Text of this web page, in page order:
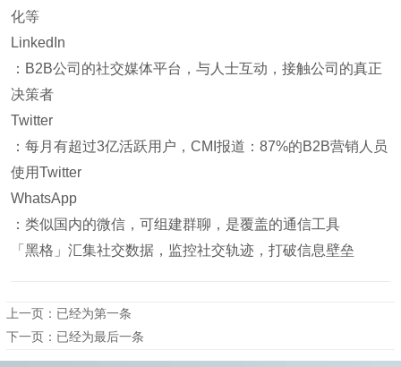
化等
LinkedIn
：B2B公司的社交媒体平台，与人士互动，接触公司的真正
决策者
Twitter
：每月有超过3亿活跃用户，CMI报道：87%的B2B营销人员
使用Twitter
WhatsApp
：类似国内的微信，可组建群聊，是覆盖的通信工具
「黑格」汇集社交数据，监控社交轨迹，打破信息壁垒
上一页：已经为第一条
下一页：已经为最后一条